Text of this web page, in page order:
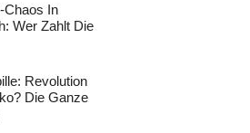
Chaos In
Wer Zahlt Die
Revolution
Die Ganze